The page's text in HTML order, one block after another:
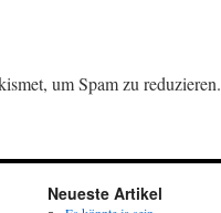
um Spam zu reduzieren.
Neueste Artikel